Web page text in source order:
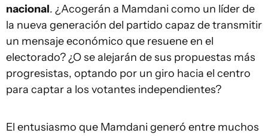
nacional. ¿Acogerán a Mamdani como un líder de
la nueva generación del partido capaz de transmitir
un mensaje económico que resuene en el
electorado? ¿O se alejarán de sus propuestas más
progresistas, optando por un giro hacia el centro
para captar a los votantes independientes?
El entusiasmo que Mamdani generó entre muchos